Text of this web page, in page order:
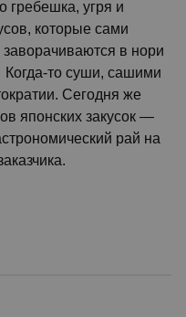
гребешка, угря и
которые сами
в нори
то суши, сашими
Сегодня же
японских закусок —
рай на